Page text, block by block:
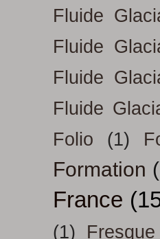
Fluide
Fluide
Fluide
Fluide
Folio
(1)
Formation
France
(1) Fresque